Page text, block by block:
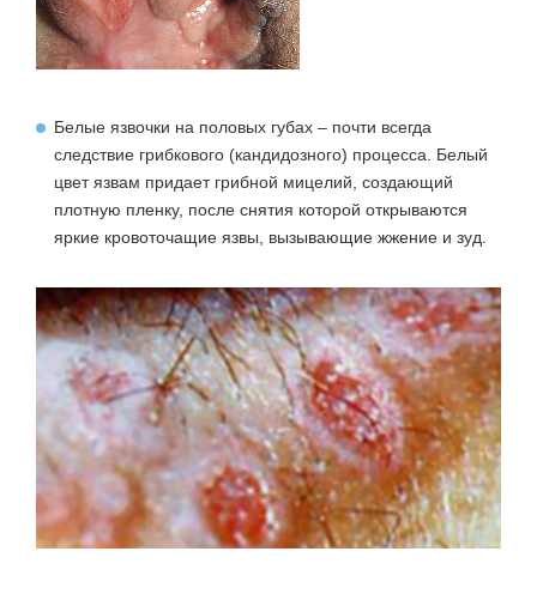
Белые язвочки на половых губах – почти всегда
следствие грибкового (кандидозного) процесса . Белый
цвет язвам придает грибной мицелий, создающий
плотную пленку, после снятия которой открываются
яркие кровоточащие язвы, вызывающие жжение и зуд.